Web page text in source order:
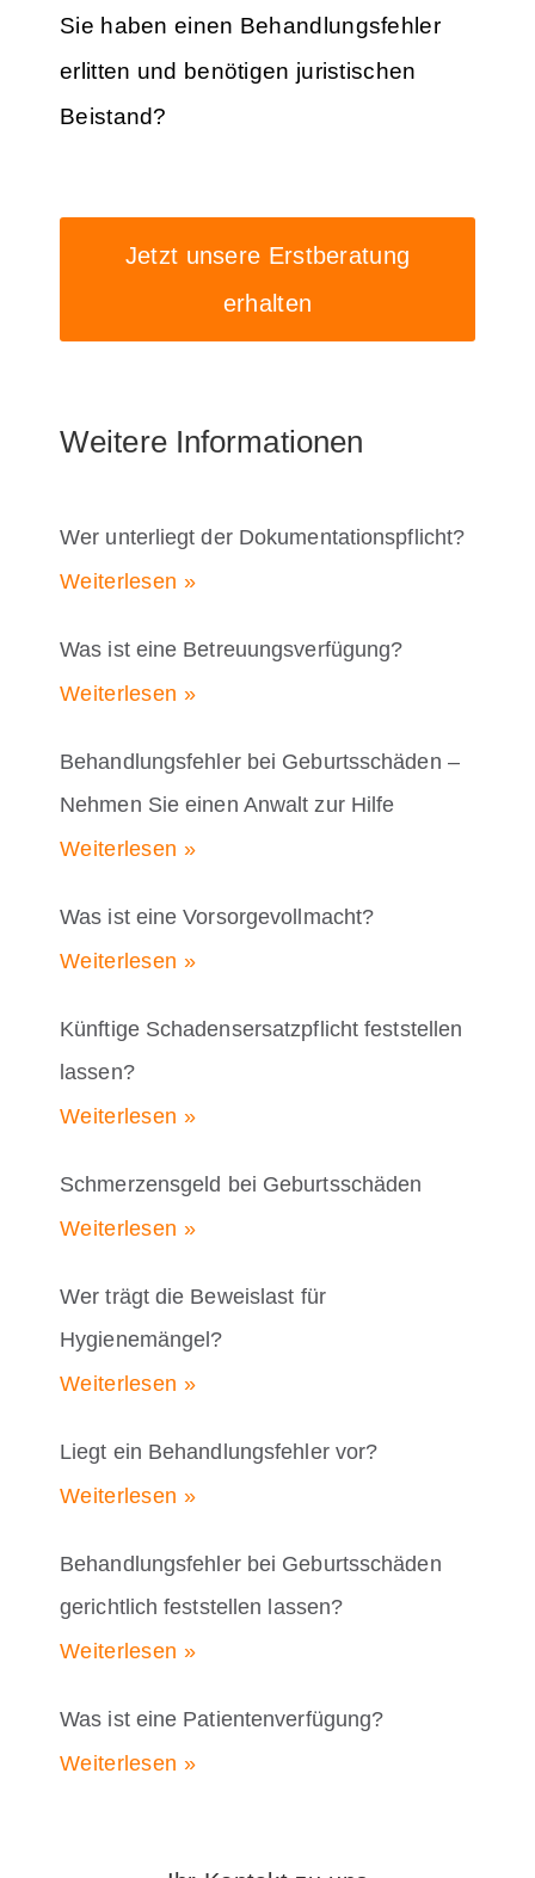
Sie haben einen Behandlungsfehler
erlitten und benötigen juristischen
Beistand?
Jetzt unsere Erstberatung
erhalten
Weitere Informationen
Wer unterliegt der Dokumentationspflicht?
Weiterlesen »
Was ist eine Betreuungsverfügung?
Weiterlesen »
Behandlungsfehler bei Geburtsschäden –
Nehmen Sie einen Anwalt zur Hilfe
Weiterlesen »
Was ist eine Vorsorgevollmacht?
Weiterlesen »
Künftige Schadensersatzpflicht feststellen
lassen?
Weiterlesen »
Schmerzensgeld bei Geburtsschäden
Weiterlesen »
Wer trägt die Beweislast für
Hygienemängel?
Weiterlesen »
Liegt ein Behandlungsfehler vor?
Weiterlesen »
Behandlungsfehler bei Geburtsschäden
gerichtlich feststellen lassen?
Weiterlesen »
Was ist eine Patientenverfügung?
Weiterlesen »